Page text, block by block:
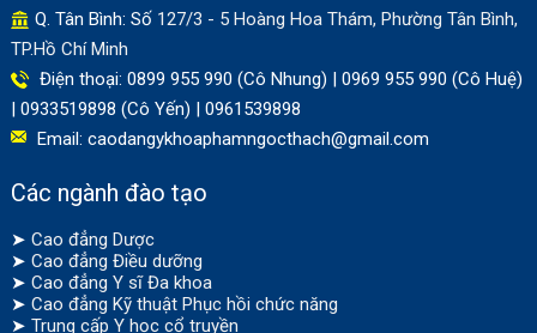
Q. Tân Bình: Số 127/3 - 5 Hoàng Hoa Thám, Phường Tân Bình,
TP.Hồ Chí Minh
Điện thoại: 0899 955 990 (Cô Nhung) | 0969 955 990 (Cô Huệ)
| 0933519898 (Cô Yến) | 0961539898
Email: caodangykhoaphamngocthach@gmail.com
Các ngành đào tạo
➤ Cao đẳng Dược
➤ Cao đẳng Điều dưỡng
➤ Cao đẳng Y sĩ Đa khoa
➤ Cao đẳng Kỹ thuật Phục hồi chức năng
➤ Trung cấp Y học cổ truyền